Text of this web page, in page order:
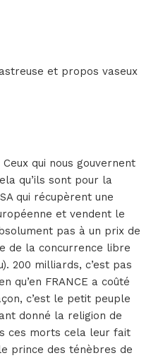
et propos vaseux
qui nous gouvernent
qu’ils sont pour la
qui récupèrent une
et vendent le
pas à un prix de
de la concurrence libre
200 milliards, c’est pas
qu’en FRANCE a coûté
c’est le petit peuple
donné la religion de
ces morts cela leur fait
prince des ténèbres de